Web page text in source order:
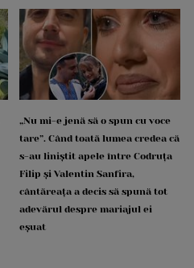
„Nu mi-e jenă să o spun cu voce
tare”. Când toată lumea credea că
s-au liniștit apele între Codruța
Filip și Valentin Sanfira,
cântăreața a decis să spună tot
adevărul despre mariajul ei
eșuat